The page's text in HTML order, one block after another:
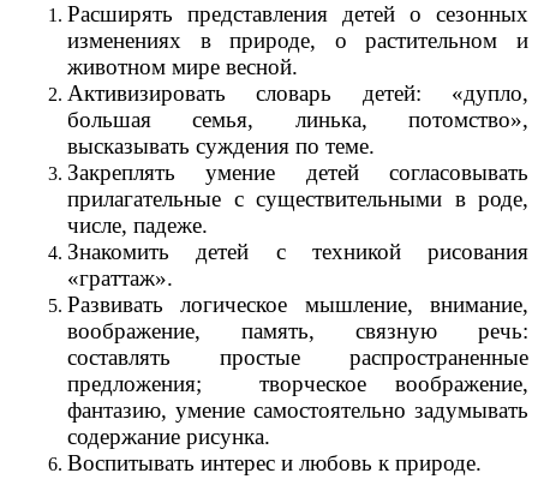
Расширять представления детей о сезонных
изменениях в природе, о растительном и
животном мире весной.
Активизировать словарь детей: «дупло,
большая семья, линька, потомство»,
высказывать суждения по теме.
Закреплять умение детей согласовывать
прилагательные с существительными в роде,
числе, падеже.
Знакомить детей с техникой рисования
«граттаж».
Развивать логическое мышление, внимание,
воображение, память, связную речь:
составлять простые распространенные
предложения; творческое воображение,
фантазию, умение самостоятельно задумывать
содержание рисунка.
Воспитывать интерес и любовь к природе.